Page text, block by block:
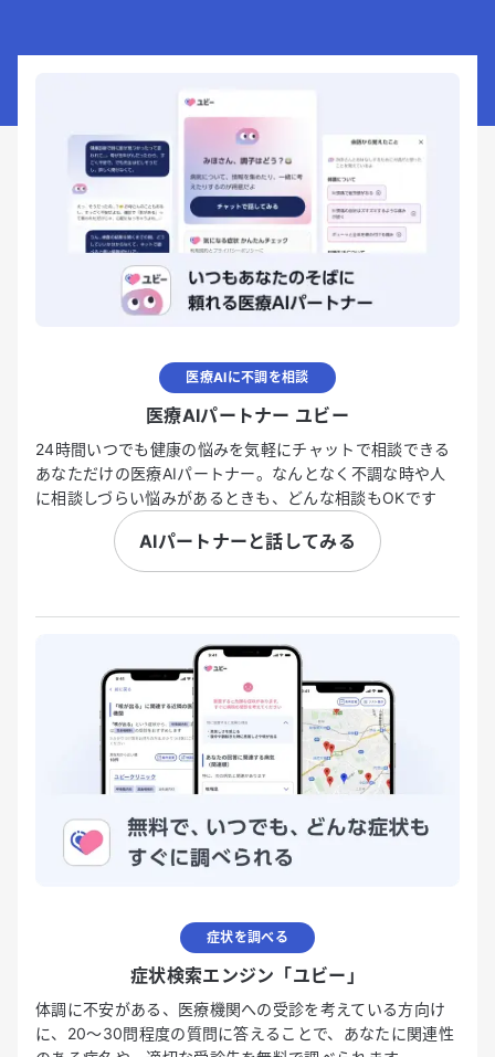
医療AIに不調を相談
医療AIパートナー ユビー
24時間いつでも健康の悩みを気軽にチャットで相談できる
あなただけの医療AIパートナー。なんとなく不調な時や人
に相談しづらい悩みがあるときも、どんな相談もOKです
AIパートナーと話してみる
症状を調べる
症状検索エンジン「ユビー」
体調に不安がある、医療機関への受診を考えている方向け
に、20〜30問程度の質問に答えることで、あなたに関連性